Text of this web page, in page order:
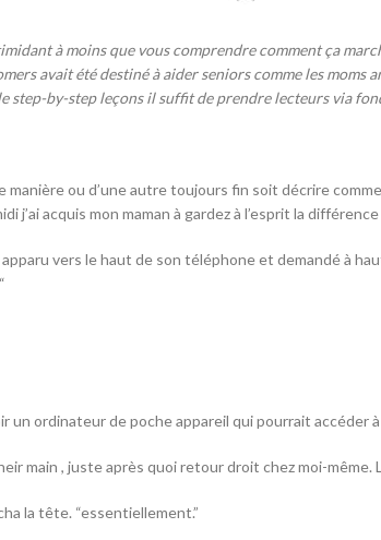
à moins que vous comprendre comment ça
avait été destiné à aider seniors comme les
step-by-step leçons il suffit de prendre lecteurs via
manière ou d’une autre toujours fin soit décrire
j’ai acquis mon maman à gardez à l’esprit la
apparu vers le haut de son téléphone et demandé à
un ordinateur de poche appareil qui pourrait accéder
main , juste après quoi retour droit chez moi-
la tête. “essentiellement.”